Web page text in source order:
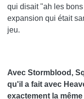
qui disait "ah les
expansion qui était
jeu.
Avec Stormblood,
qu'il a fait avec
exactement la